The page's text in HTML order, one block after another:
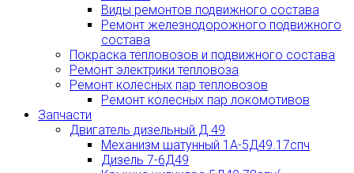
Виды ремонтов подвижного состава
Ремонт железнодорожного подвижного
состава
Покраска тепловозов и подвижного состава
Ремонт электрики тепловоза
Ремонт колесных пар тепловозов
Ремонт колесных пар локомотивов
Запчасти
Двигатель дизельный Д 49
Механизм шатунный 1А-5Д49.17спч
Дизель 7-6Д49